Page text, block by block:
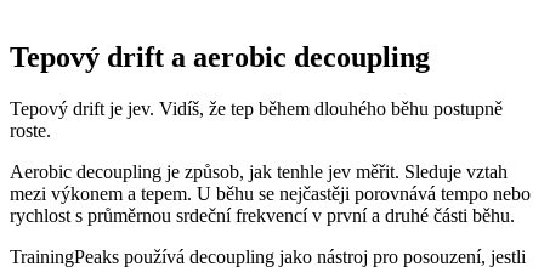
Tepový drift a aerobic decoupling
Tepový drift je jev. Vidíš, že tep během dlouhého běhu postupně
roste.
Aerobic decoupling je způsob, jak tenhle jev měřit. Sleduje vztah
mezi výkonem a tepem. U běhu se nejčastěji porovnává tempo nebo
rychlost s průměrnou srdeční frekvencí v první a druhé části běhu.
TrainingPeaks používá decoupling jako nástroj pro posouzení, jestli